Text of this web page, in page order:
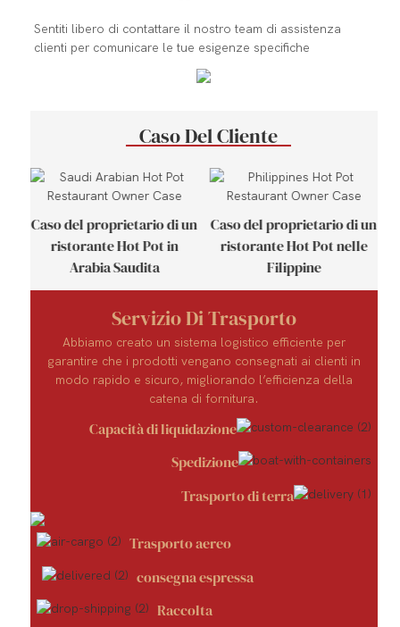
Sentiti libero di contattare il nostro team di assistenza
clienti per comunicare le tue esigenze specifiche
Caso Del Cliente
Caso del proprietario di un
ristorante Hot Pot in
Arabia Saudita
Caso del proprietario di un
ristorante Hot Pot nelle
Filippine
Servizio Di Trasporto
Abbiamo creato un sistema logistico efficiente per
garantire che i prodotti vengano consegnati ai clienti in
modo rapido e sicuro, migliorando l’efficienza della
catena di fornitura.
Capacità di liquidazione
Spedizione
Trasporto di terra
Trasporto aereo
consegna espressa
Raccolta